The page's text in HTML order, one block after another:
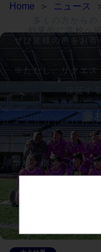
効果的に学校へ
ぜひ皆様の声をお
※ただし、リクエス
保証す
学校・部活へのメッ
Home ＞ ニュース